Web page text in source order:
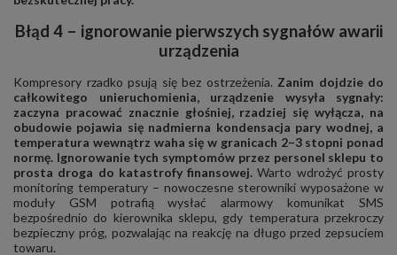
Błąd 4 – ignorowanie pierwszych sygnałów awarii
urządzenia
Kompresory rzadko psują się bez ostrzeżenia. Zanim dojdzie do
całkowitego unieruchomienia, urządzenie wysyła sygnały:
zaczyna pracować znacznie głośniej, rzadziej się wyłącza, na
obudowie pojawia się nadmierna kondensacja pary wodnej, a
temperatura wewnątrz waha się w granicach 2–3 stopni ponad
normę. Ignorowanie tych symptomów przez personel sklepu to
prosta droga do katastrofy finansowej. Warto wdrożyć prosty
monitoring temperatury – nowoczesne sterowniki wyposażone w
moduły GSM potrafią wysłać alarmowy komunikat SMS
bezpośrednio do kierownika sklepu, gdy temperatura przekroczy
bezpieczny próg, pozwalając na reakcję na długo przed zepsuciem
towaru.